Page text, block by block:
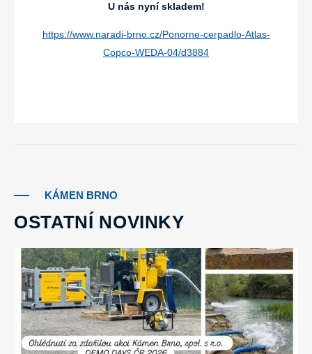
U nás nyní skladem!
https://www.naradi-brno.cz/Ponorne-cerpadlo-Atlas-
Copco-WEDA-04/d3884
KÁMEN BRNO
OSTATNÍ NOVINKY